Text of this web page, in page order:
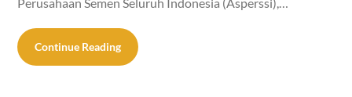
Continue Reading